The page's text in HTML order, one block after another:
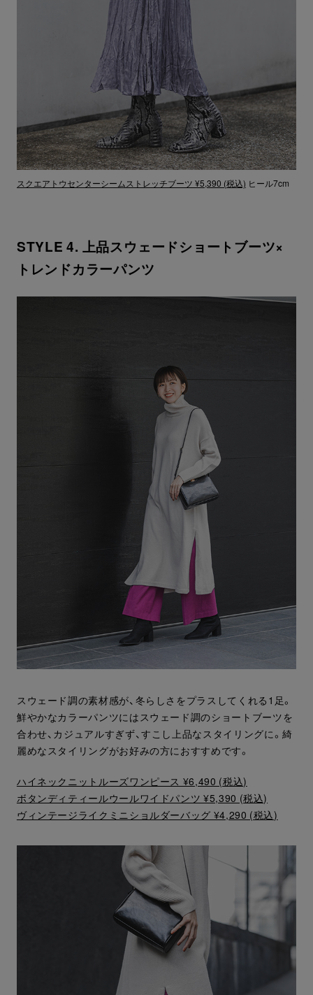
スクエアトウセンターシームストレッチブーツ ¥5,390 (税込) ヒール7cm
STYLE 4. 上品スウェードショートブーツ×
トレンドカラーパンツ
スウェード調の素材感が、冬らしさをプラスしてくれる1足。
鮮やかなカラーパンツにはスウェード調のショートブーツを
合わせ、カジュアルすぎず、すこし上品なスタイリングに。綺
麗めなスタイリングがお好みの方におすすめです。
ハイネックニットルーズワンピース ¥6,490 (税込)
ボタンディティールウールワイドパンツ ¥5,390 (税込)
ヴィンテージライクミニショルダーバッグ ¥4,290 (税込)